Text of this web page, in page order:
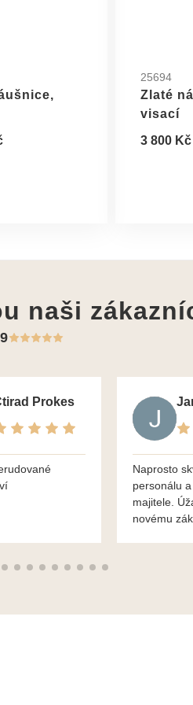
25694
Zlaté
visací
3 800 Kč
naši
Prokes
Naprosto
personálu
majitele.
novému